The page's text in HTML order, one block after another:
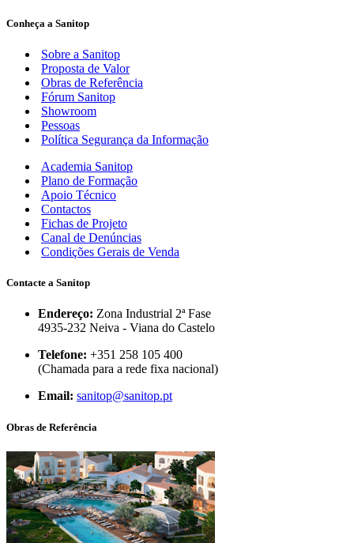
Conheça a Sanitop
Sobre a Sanitop
Proposta de Valor
Obras de Referência
Fórum Sanitop
Showroom
Pessoas
Política Segurança da Informação
Academia Sanitop
Plano de Formação
Apoio Técnico
Contactos
Fichas de Projeto
Canal de Denúncias
Condições Gerais de Venda
Contacte a Sanitop
Endereço: Zona Industrial 2ª Fase
4935-232 Neiva - Viana do Castelo
Telefone: +351 258 105 400
(Chamada para a rede fixa nacional)
Email: sanitop@sanitop.pt
Obras de Referência